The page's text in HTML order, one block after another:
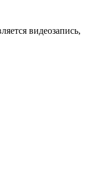
видеозапись,